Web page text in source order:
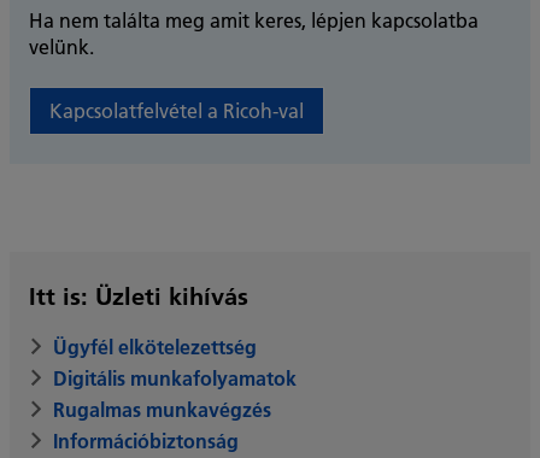
Ha nem találta meg amit keres, lépjen kapcsolatba
velünk.
Kapcsolatfelvétel a Ricoh-val
Itt is: Üzleti kihívás
Ügyfél elkötelezettség
Digitális munkafolyamatok
Rugalmas munkavégzés
Információbiztonság